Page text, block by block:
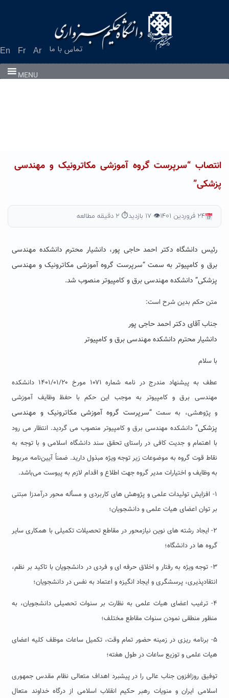
En Fr Ar تماس با ما
MENU
انتصاب “سرپرست گروه آموزشی مکاترونیک و مهندسی
پزشکی”
۲۴ فروردین ۱۴۰۱ 👁 ۱۷ بازدید ⏱ ۲ دقیقه مطالعه
رئیس دانشگاه دکتر احمد حاجی پور، دانشیار محترم دانشکده مهندسی
برق و کامپیوتر به سمت “سرپرست گروه آموزشی مکاترونیک و مهندسی
پزشکی” دانشکده مهندسی برق و کامپیوتر منصوب شد.
متن حکم بدین شرح است:
جناب آقای دکتر احمد حاجی پور
دانشیار محترم دانشکده مهندسی برق و کامپیوتر
با سلام
عطف به پیشنهاد مندرج در نامه شماره ۱۰۷۱ مورخ ۱۴۰۱/۰۱/۲۰ دانشکده
مهندسی برق و کامپیوتر به موجب این حکم با حفظ وظایف آموزشی
و پژوهشی، به سمت “سرپرست گروه آموزشی مکاترونیک و مهندسی
پزشکی”دانشکده مهندسی برق و کامپیوتر منصوب می گردید. انتظار می رود
با اهتمام و جدیت کافی در راستای تحقق سند دانشگاه اسلامی و با توجه به
نقاط قوت گروه به موضوعات زیر توجه ویژه مبذول دارید. ضمناً آیین‌نامه مربوط
به وظایف و اختیارات مدیر گروه جهت اطلاع و اقدام لازم به پیوست می‌باشد.
۱- افزایش تولیدات علمی و پژوهش های کاربردی و مسأله محور درآمدزا مبتنی
بر توان اعضای هیات علمی و دانشجویان؛
۲- ایجاد رشته های نوین نیازمحور در مقاطع تحصیلات تکمیلی با همکاری سایر
گروه ها در دانشگاه؛
۳- توجه ویژه به رفتار و اخلاق حرفه ای و فردی در دانشجویان با تاکید بر نظم،
انتقادپذیری، پرسشگری و ایجاد انگیزه و اعتماد به نفس در دانشجویان؛
۴- ترغیب اعضای هیات علمی به نظارت بر سنوات تحصیلی دانشجویان، به
منظور منطقی نمودن سنوات مقاطع مختلف؛
۵- برنامه ریزی در زمینه حضور تمام وقت، تکمیل ساعات موظف کلیه اعضای
هیات علمی و توزیع ساعات در طول هفته؛
توفیق روزافزون جناب عالی را در پیشبرد اهداف متعالی نظام مقدس جمهوری
اسلامی ایران و منویات رهبر حکیم انقلاب اسلامی از درگاه خداوند متعال